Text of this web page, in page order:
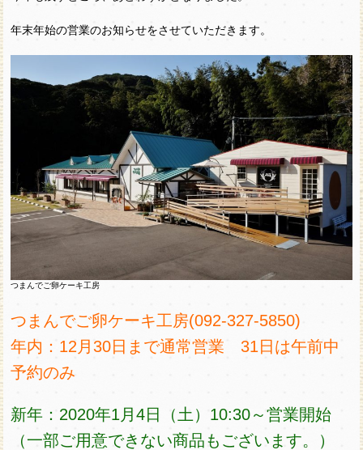
年末年始の営業のお知らせをさせていただきます。
つまんでご卵ケーキ工房
つまんでご卵ケーキ工房(092-327-5850)
年内：12月30日まで通常営業 31日は午前中
予約のみ
新年：2020年1月4日（土）10:30～営業開始
（一部ご用意できない商品もございます。）